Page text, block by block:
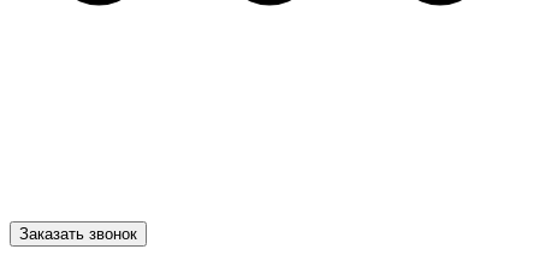
Заказать звонок